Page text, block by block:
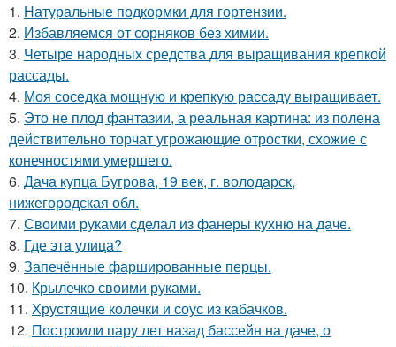
1. Натуральные подкормки для гортензии.
2. Избавляемся от сорняков без химии.
3. Четыре народных средства для выращивания крепкой
рассады.
4. Моя соседка мощную и крепкую рассаду выращивает.
5. Это не плод фантазии, а реальная картина: из полена
действительно торчат угрожающие отростки, схожие с
конечностями умершего.
6. Дача купца Бугрова, 19 век, г. володарск,
нижегородская обл.
7. Своими руками сделал из фанеры кухню на даче.
8. Где этa улица?
9. Запечённые фаршированные перцы.
10. Крылечко своими руками.
11. Хрустящие колечки и соус из кабачков.
12. Построили пару лет назад бассейн на даче, о